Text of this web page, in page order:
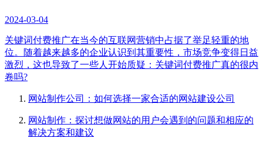
2024-03-04
关键词付费推广在当今的互联网营销中占据了举足轻重的地
位。随着越来越多的企业认识到其重要性，市场竞争变得日益
激烈，这也导致了一些人开始质疑：关键词付费推广真的很内
卷吗?
网站制作公司：如何选择一家合适的网站建设公司
网站制作：探讨想做网站的用户会遇到的问题和相应的
解决方案和建议